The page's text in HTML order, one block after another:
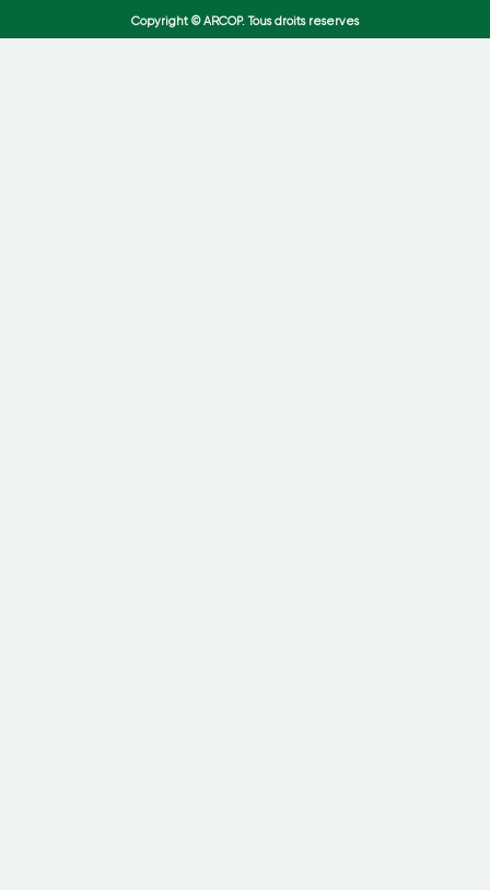
Copyright © ARCOP. Tous droits reserves